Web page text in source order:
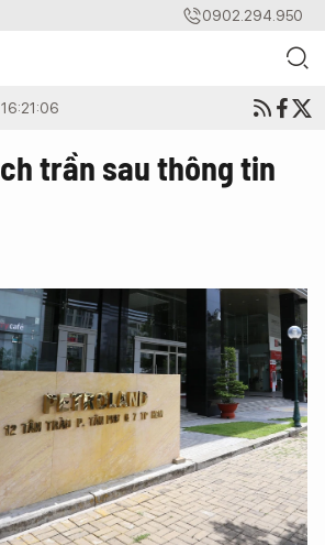
0902.294.950
trần sau thông tin